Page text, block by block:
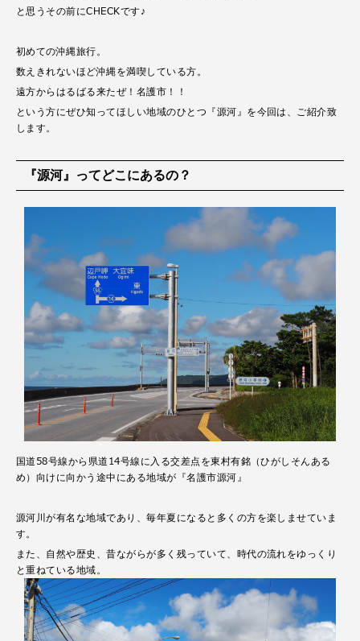
と思うその前にCHECKです♪
初めての沖縄旅行。
数えきれないほど沖縄を満喫している方。
遠方からはるばる来たぜ！名護市！！
という方にぜひ知ってほしい地域のひとつ『源河』を今回は、ご紹介致
します。
『源河』ってどこにあるの？
国道58号線から県道14号線に入る交差点を東村有銘（ひがしそんある
め）向けに向かう途中にある地域が『名護市源河』
源河川が有名な地域であり、毎年夏になると多くの方を楽しませていま
す。
また、自然や歴史、昔ながらが多く残っていて、時代の流れをゆっくり
と重ねている地域。